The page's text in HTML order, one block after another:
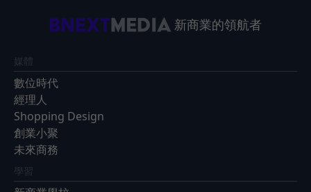
新商業的領航者
媒體
數位時代
經理人
Shopping Design
創業小聚
未來商務
學習